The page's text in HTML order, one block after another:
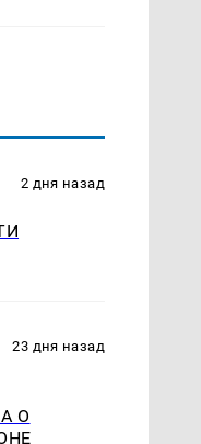
2 дня назад
23 дня назад
О